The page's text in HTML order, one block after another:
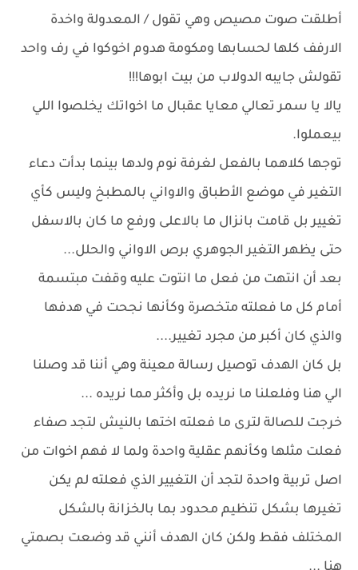
أطلقت صوت مصيص وهي تقول / المعدولة واخدة
الارفف كلها لحسابها ومكومة هدوم اخوكوا في رف واحد
تقولش جايبه الدولاب من بيت ابوها!!!
يالا يا سمر تعالي معايا عقبال ما اخواتك يخلصوا اللي
بيعملوا.
توجها كلاهما بالفعل لغرفة نوم ولدها بينما بدأت دعاء
التغير في موضع الأطباق والاواني بالمطبخ وليس كأي
تغيير بل قامت بانزال ما بالاعلى ورفع ما كان بالاسفل
حتى يظهر التغير الجوهري برص الاواني والحلل...
بعد أن انتهت من فعل ما انتوت عليه وقفت مبتسمة
أمام كل ما فعلته متخصرة وكأنها نجحت في هدفها
والذي كان أكبر من مجرد تغيير....
بل كان الهدف توصيل رسالة معينة وهي أننا قد وصلنا
الي هنا وفلعلنا ما نريده بل وأكثر مما نريده ...
خرجت للصالة لترى ما فعلته اختها بالنيش لتجد صفاء
فعلت مثلها وكأنهم عقلية واحدة ولما لا فهم اخوات من
اصل تربية واحدة لتجد أن التغيير الذي فعلته لم يكن
تغيرها بشكل تنظيم محدود بما بالخزانة بالشكل
المختلف فقط ولكن كان الهدف أنني قد وضعت بصمتي